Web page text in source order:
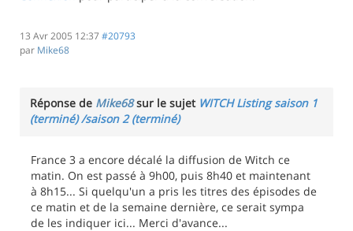
13 Avr 2005 12:37 #20793
par Mike68
Réponse de Mike68sur le sujet WITCH Listing saison 1
(terminé) /saison 2 (terminé)
France 3 a encore décalé la diffusion de Witch ce
matin. On est passé à 9h00, puis 8h40 et maintenant
à 8h15... Si quelqu'un a pris les titres des épisodes de
ce matin et de la semaine dernière, ce serait sympa
de les indiquer ici... Merci d'avance...